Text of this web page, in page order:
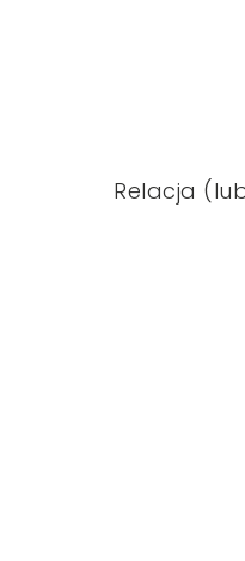
Relacja